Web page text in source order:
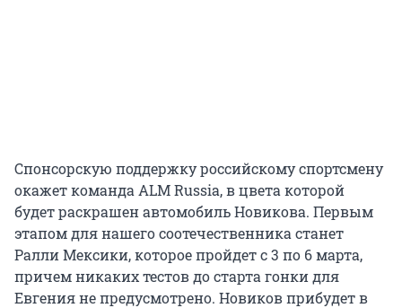
Спонсорскую поддержку российскому спортсмену
окажет команда ALM Russia, в цвета которой
будет раскрашен автомобиль Новикова. Первым
этапом для нашего соотечественника станет
Ралли Мексики, которое пройдет с 3 по 6 марта,
причем никаких тестов до старта гонки для
Евгения не предусмотрено. Новиков прибудет в